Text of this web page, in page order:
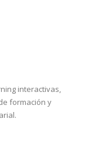
interactivas,
formación y